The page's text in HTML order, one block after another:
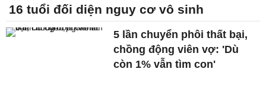
16 tuổi đối diện nguy cơ vô sinh
5 lần chuyển phôi thất bại,
chồng động viên vợ: 'Dù
còn 1% vẫn tìm con'